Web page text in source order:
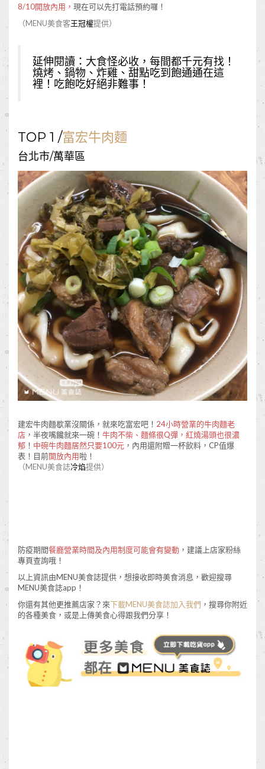
8/10開放內用， 現在可以先打電話預約囉！
（MENU美食客王冠權提供）
延伸閱讀： 大食怪必收，每間都千元有找！
燒烤、鍋物、炸雞、甜點吃到飽通通在這
裡！吃飽吃好絕非難事！
TOP 1 /富宏牛肉麵
台北市/萬華區
建宏牛肉麵歇業沒關係，就來吃富宏吧！ 24小時營業的牛肉麵老
店 ，半夜嘴饞就來一碗！ 牛肉不柴、麵條很Q彈，紅燒湯頭也很濃
郁 ！ 中碗牛肉麵居然只要100元 ，內用還附贈一杯飲料，CP值爆
表！目前開放內用啦！
（MENU美食誌冷焰提供）
防疫期間餐廳營業時間及內用制度可能會有變動 ，建議上店家粉絲
專頁查詢哦！
以上資訊由MENU美食誌提供，想接收即時美食消息，歡迎搜尋
MENU美食誌app！
你還有其他更推薦店家？來下載MENU美食誌加入我們 ，搜尋你附近
的各種美食，或是上傳美食心得跟我們分享！